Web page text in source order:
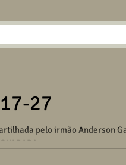
27
pelo irmão Anderson
PARA...